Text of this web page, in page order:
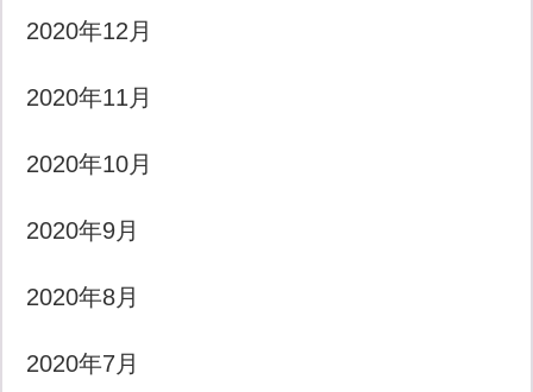
2020年12月
2020年11月
2020年10月
2020年9月
2020年8月
2020年7月